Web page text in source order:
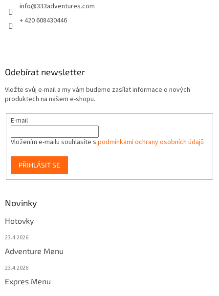
info@333adventures.com
+ 420 608430446
Odebírat newsletter
Vložte svůj e-mail a my vám budeme zasílat informace o nových
produktech na našem e-shopu.
E-mail
Vložením e-mailu souhlasíte s podmínkami ochrany osobních údajů
PŘIHLÁSIT SE
Novinky
Hotovky
23.4.2026
Adventure Menu
23.4.2026
Expres Menu